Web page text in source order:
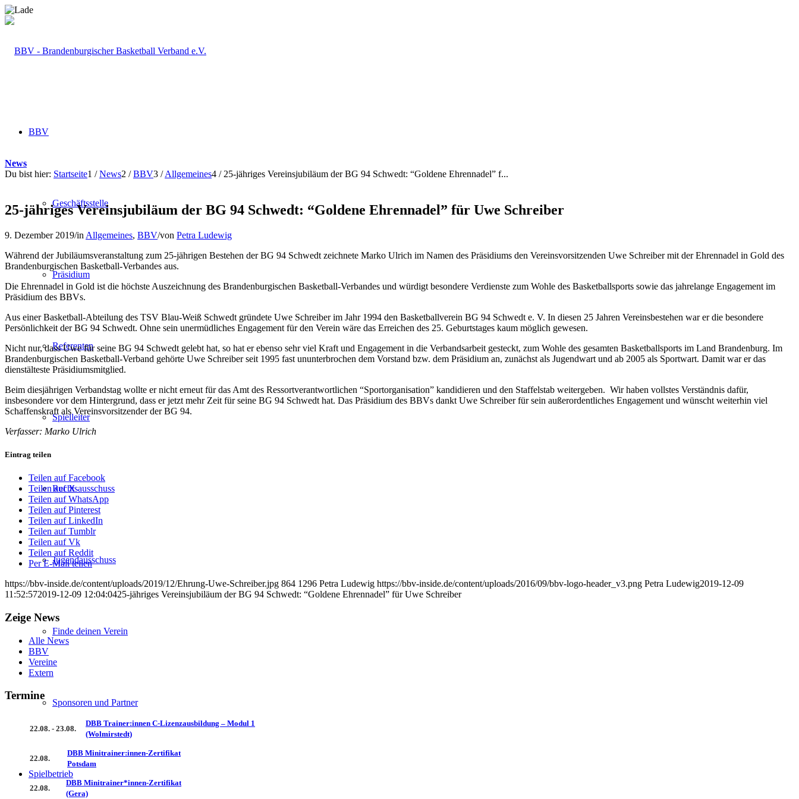
BBV
Geschäftsstelle
Präsidium
Referenten
Spielleiter
Rechtsausschuss
Jugendausschuss
Finde deinen Verein
Sponsoren und Partner
Spielbetrieb
News
Du bist hier: Startseite1 / News2 / BBV3 / Allgemeines4 / 25-jähriges Vereinsjubiläum der BG 94 Schwedt: “Goldene Ehrennadel” f...
25-jähriges Vereinsjubiläum der BG 94 Schwedt: “Goldene Ehrennadel” für Uwe Schreiber
9. Dezember 2019/in Allgemeines, BBV/von Petra Ludewig
Während der Jubiläumsveranstaltung zum 25-jährigen Bestehen der BG 94 Schwedt zeichnete Marko Ulrich im Namen des Präsidiums den Vereinsvorsitzenden Uwe Schreiber mit der Ehrennadel in Gold des
Brandenburgischen Basketball-Verbandes aus.
Die Ehrennadel in Gold ist die höchste Auszeichnung des Brandenburgischen Basketball-Verbandes und würdigt besondere Verdienste zum Wohle des Basketballsports sowie das jahrelange Engagement im
Präsidium des BBVs.
Aus einer Basketball-Abteilung des TSV Blau-Weiß Schwedt gründete Uwe Schreiber im Jahr 1994 den Basketballverein BG 94 Schwedt e. V. In diesen 25 Jahren Vereinsbestehen war er die besondere
Persönlichkeit der BG 94 Schwedt. Ohne sein unermüdliches Engagement für den Verein wäre das Erreichen des 25. Geburtstages kaum möglich gewesen.
Nicht nur, dass Uwe für seine BG 94 Schwedt gelebt hat, so hat er ebenso sehr viel Kraft und Engagement in die Verbandsarbeit gesteckt, zum Wohle des gesamten Basketballsports im Land Brandenburg. Im
Brandenburgischen Basketball-Verband gehörte Uwe Schreiber seit 1995 fast ununterbrochen dem Vorstand bzw. dem Präsidium an, zunächst als Jugendwart und ab 2005 als Sportwart. Damit war er das
dienstälteste Präsidiumsmitglied.
Beim diesjährigen Verbandstag wollte er nicht erneut für das Amt des Ressortverantwortlichen “Sportorganisation” kandidieren und den Staffelstab weitergeben. Wir haben vollstes Verständnis dafür,
insbesondere vor dem Hintergrund, dass er jetzt mehr Zeit für seine BG 94 Schwedt hat. Das Präsidium des BBVs dankt Uwe Schreiber für sein außerordentliches Engagement und wünscht weiterhin viel
Schaffenskraft als Vereinsvorsitzender der BG 94.
Verfasser: Marko Ulrich
Eintrag teilen
Teilen auf Facebook
Teilen auf X
Teilen auf WhatsApp
Teilen auf Pinterest
Teilen auf LinkedIn
Teilen auf Tumblr
Teilen auf Vk
Teilen auf Reddit
Per E-Mail teilen
https://bbv-inside.de/content/uploads/2019/12/Ehrung-Uwe-Schreiber.jpg 864 1296 Petra Ludewig https://bbv-inside.de/content/uploads/2016/09/bbv-logo-header_v3.png Petra Ludewig2019-12-09
11:52:572019-12-09 12:04:0425-jähriges Vereinsjubiläum der BG 94 Schwedt: “Goldene Ehrennadel” für Uwe Schreiber
Zeige News
Alle News
BBV
Vereine
Extern
Termine
22.08. - 23.08.
DBB Trainer:innen C-Lizenzausbildung – Modul 1
(Wolmirstedt)
22.08.
DBB Minitrainer:innen-Zertifikat
Potsdam
22.08.
DBB Minitrainer*innen-Zertifikat
(Gera)